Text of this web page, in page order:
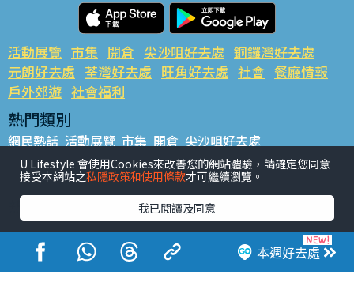
本週好去處
活動展覽 市集 開倉 尖沙咀好去處 銅鑼灣好去處
元朗好去處 荃灣好去處 旺角好去處 社會 餐廳情報
戶外郊遊 社會福利
熱門類別
網民熱話 活動展覽 市集 開倉 尖沙咀好去處
銅鑼灣好去處 元朗好去處 荃灣好去處 旺角好去處 社會
餐廳情報 戶外郊遊
熱門標籤
#UGO搵好去處 #人氣活動推介 #美食社群熱話
#親子玩樂好去處
#ULifestyle應用程式
#限時搶
#UJetso禮物放送
#ULifestyle商戶中心 #著數 #網絡熱話
U Lifestyle 會使用Cookies來改善您的網站體驗，請確定您同意
接受本網站之私隱政策和使用條款才可繼續瀏覽。
我已閱讀及同意